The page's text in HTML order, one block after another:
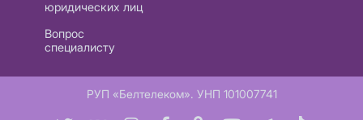
юридических лиц
Вопрос
специалисту
РУП «Белтелеком». УНП 101007741